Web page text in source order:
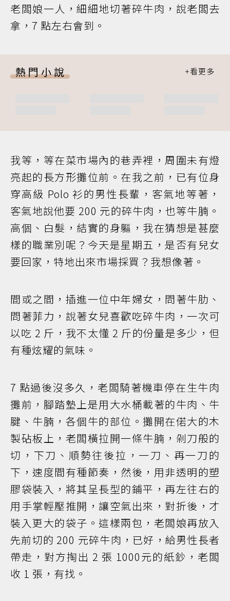
老闆娘一人，細細地切著碎牛肉，說老闆去
拿，7 點左右會到。
熱門小說
我等，等在菜市場內的巷弄裡，周圍未有燈
亮起的長方形攤位前。在我之前，已有位身
穿高級 Polo 衫的男性長輩，客氣地等著，
客氣地說他要 200 元的碎牛肉，也等牛腩。
高個、白髮，結實的身軀，我在猜想是甚麼
樣的職業別呢？今天是星期五，是否有兒女
要回家，特地出來市場採買？我想像著。
間或之間，插進一位中年婦女，問著牛肋、
問著菲力，說著女兒喜歡吃碎牛肉，一次可
以吃 2 斤，我不太懂 2 斤的份量是多少，但
有種炫耀的氣味。
7 點過後沒多久，老闆騎著機車停在生牛肉
攤前，腳踏墊上是用大水桶載著的牛肉、牛
腱、牛腩，各個牛的部位。攤開在偌大的木
製砧板上，老闆橫拉開一條牛腩，剁刀般的
切，下刀、順勢往後拉，一刀、再一刀的
下，速度間有種節奏，然後，用非透明的塑
膠袋裝入，將其呈長型的鋪平，再左往右的
用手掌輕壓推開，讓空氣出來，對折後，才
裝入更大的袋子。這樣兩包，老闆娘再放入
先前切的 200 元碎牛肉，已好，給男性長者
帶走，對方掏出 2 張 1000元的紙鈔，老闆
收 1 張，有找。